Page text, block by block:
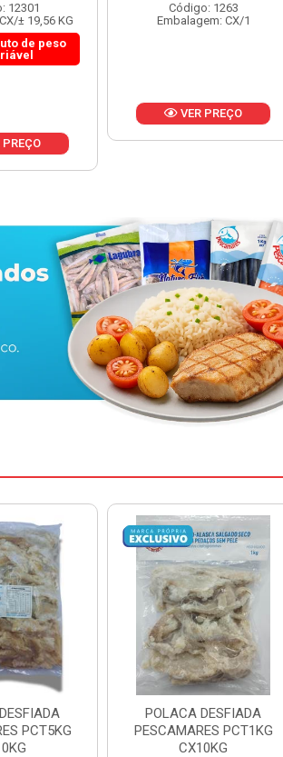
1263
CX/1
Código: 12886
Embalagem: CX/1
VER PREÇO
PCT1KG
POSTA CORVINA PACOTE
1KG PESCAMARES CX
15KG